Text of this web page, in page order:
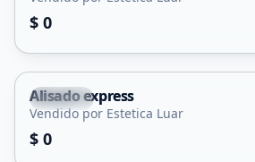
Servicio
$ 0
Balde
Servicio
Alisado express
Vendido por Estetica Luar
$ 0